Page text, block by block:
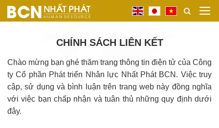
Bỏ
qua
CHÍNH SÁCH LIÊN KẾT
Chào mừng bạn ghé thăm trang thông tin điện tử của Công
ty Cổ phần Phát triển Nhân lực Nhất Phát BCN. Việc truy
cập, sử dụng và bình luận trên trang web này đồng nghĩa
với việc bạn chấp nhận và tuân thủ những quy định dưới
đây.